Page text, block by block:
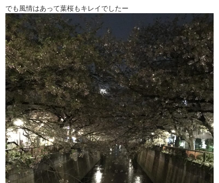
でも風情はあって葉桜もキレイでしたー